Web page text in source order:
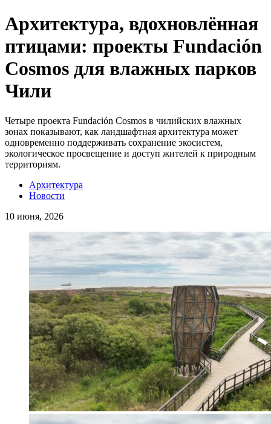
Архитектура, вдохновлённая
птицами: проекты Fundación
Cosmos для влажных парков
Чили
Четыре проекта Fundación Cosmos в чилийских влажных
зонах показывают, как ландшафтная архитектура может
одновременно поддерживать сохранение экосистем,
экологическое просвещение и доступ жителей к природным
территориям.
Архитектура
Новости
10 июня, 2026